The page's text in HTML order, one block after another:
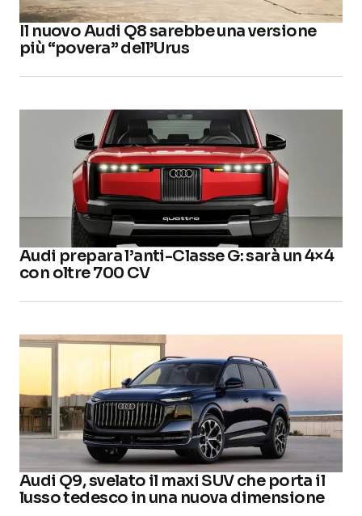
Il nuovo Audi Q8 sarebbe una versione
più “povera” dell’Urus
Audi prepara l’anti-Classe G: sarà un 4×4
con oltre 700 CV
Audi Q9, svelato il maxi SUV che porta il
lusso tedesco in una nuova dimensione